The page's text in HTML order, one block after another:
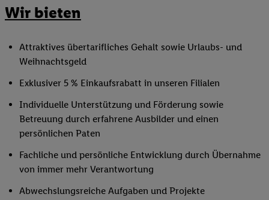
Wir bieten
Attraktives übertarifliches Gehalt sowie Urlaubs- und
Weihnachtsgeld
Exklusiver 5 % Einkaufsrabatt in unseren Filialen
Individuelle Unterstützung und Förderung sowie
Betreuung durch erfahrene Ausbilder und einen
persönlichen Paten
Fachliche und persönliche Entwicklung durch Übernahme
von immer mehr Verantwortung
Abwechslungsreiche Aufgaben und Projekte